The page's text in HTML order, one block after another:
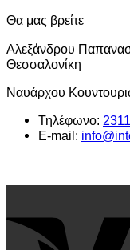
Θα μας βρείτε
Αλεξάνδρου
Θεσσαλονίκη
Ναυάρχου
Τηλέφωνο:
E-mail: